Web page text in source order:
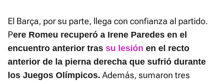
El Barça, por su parte, llega con confianza al partido.
Pere Romeu recuperó a Irene Paredes en el
encuentro anterior tras su lesión en el recto
anterior de la pierna derecha que sufrió durante
los Juegos Olímpicos. Además, sumaron tres